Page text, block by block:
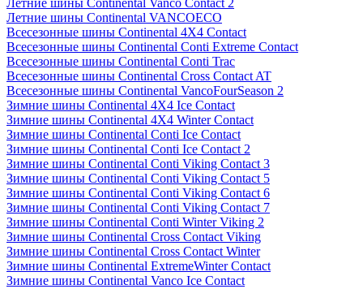
Летние шины Continental Vanco Contact 2
Летние шины Continental VANCOECO
Всесезонные шины Continental 4X4 Contact
Всесезонные шины Continental Conti Extreme Contact
Всесезонные шины Continental Conti Trac
Всесезонные шины Continental Cross Contact AT
Всесезонные шины Continental VancoFourSeason 2
Зимние шины Continental 4X4 Ice Contact
Зимние шины Continental 4X4 Winter Contact
Зимние шины Continental Conti Ice Contact
Зимние шины Continental Conti Ice Contact 2
Зимние шины Continental Conti Viking Contact 3
Зимние шины Continental Conti Viking Contact 5
Зимние шины Continental Conti Viking Contact 6
Зимние шины Continental Conti Viking Contact 7
Зимние шины Continental Conti Winter Viking 2
Зимние шины Continental Cross Contact Viking
Зимние шины Continental Cross Contact Winter
Зимние шины Continental ExtremeWinter Contact
Зимние шины Continental Vanco Ice Contact